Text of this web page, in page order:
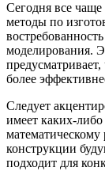
Сегодня все
методы по
моделирования.
более
Следует
имеет каких-
конструкции
подходит для